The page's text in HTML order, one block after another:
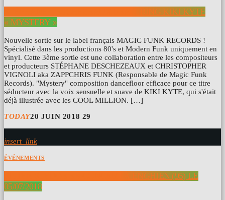
STÉPHANE DESCHEZEAUX FEATURING KIKI KYTE
« MYSTERY »
Nouvelle sortie sur le label français MAGIC FUNK RECORDS !
Spécialisé dans les productions 80's et Modern Funk uniquement en
vinyl. Cette 3ème sortie est une collaboration entre les compositeurs
et producteurs STÉPHANE DESCHEZEAUX et CHRISTOPHER
VIGNOLI aka ZAPPCHRIS FUNK (Responsable de Magic Funk
Records). "Mystery" composition dancefloor efficace pour ce titre
séducteur avec la voix sensuelle et suave de KIKI KYTE, qui s'était
déjà illustrée avec les COOL MILLION. […]
TODAY20 JUIN 2018 29
insert_link
ÉVÉNEMENTS
SISTER SLEDGE EN CONCERT À ENGHIEN (95) LE
05/07/2018